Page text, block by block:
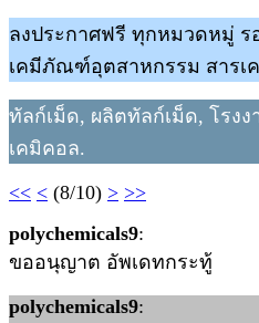
ลงประกาศฟรี ทุกหมวดหมู่ ร
เคมีภัณฑ์อุตสาหกรรม สารเค
ทัลก์เม็ด, ผลิตทัลก์เม็ด, โรง
เคมิคอล.
<< < (8/10) > >>
polychemicals9:
ขออนุญาต อัพเดทกระทู้
polychemicals9: